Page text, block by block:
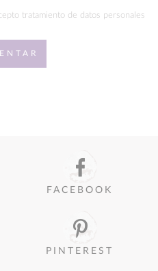
tratamiento de datos personales
FACEBOOK
PINTEREST